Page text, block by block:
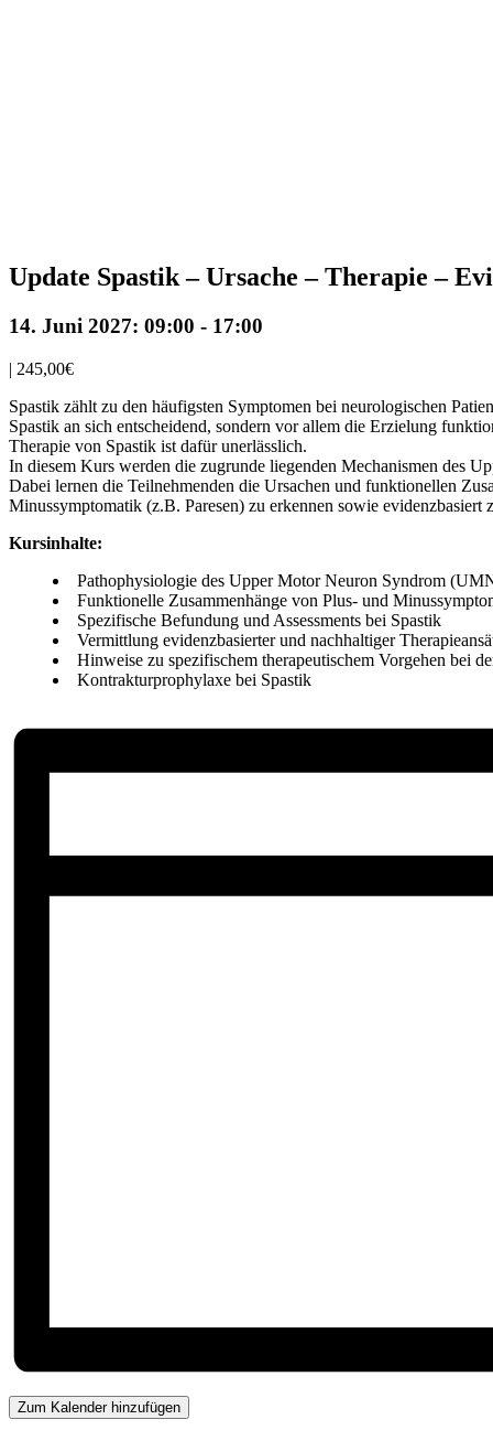
Update Spastik – Ursache – Therapie –
14. Juni 2027: 09:00 - 17:00
| 245,00€
Spastik zählt zu den häufigsten Symptomen bei neurologischen
Spastik an sich entscheidend, sondern vor allem die Erzielung
Therapie von Spastik ist dafür unerlässlich.
In diesem Kurs werden die zugrunde liegenden Mechanismen des
Dabei lernen die Teilnehmenden die Ursachen und funktionellen
Minussymptomatik (z.B. Paresen) zu erkennen sowie evidenzbasiert
Kursinhalte:
Pathophysiologie des Upper Motor Neuron Syndrom
Funktionelle Zusammenhänge von Plus- und
Spezifische Befundung und Assessments bei Spastik
Vermittlung evidenzbasierter und nachhaltiger
Hinweise zu spezifischem therapeutischem Vorgehen bei
Kontrakturprophylaxe bei Spastik
Zum Kalender hinzufügen